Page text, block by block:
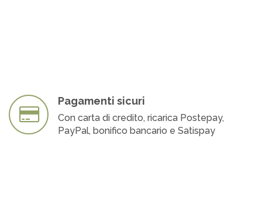
Pagamenti sicuri
Con carta di credito, ricarica Postepay,
PayPal, bonifico bancario e Satispay